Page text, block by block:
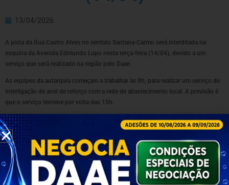
13/04/2026
A pista da Rua Castro Alves no sentido Santana-Carmo será interditada na
esquina da Avenida Edmundo Lupo nesta terça-feira (14/04), devido a um
serviço que será realizado na região pelo Daae.
As equipes da autarquia começam a trabalhar às 8h, para realizar um serviço de
interligação de anel de reforço com a rede de abastecimento local. A previsão é
que o serviço termine por volta das 15h.
Durante a realização do trabalho, haverá possibilidade de baixa pressão ou
desabastecimento de água nos bairros Santana, Morumbi e Laranjeiras. A partir
deste horário, a água deve retornar de forma gradual aos imóveis.
Informações: 0800 602 2324
Para solicitação de serviços, utilize o WhatsApp
(https://wa.me/message/4ZMJH44F2I2ZK1)